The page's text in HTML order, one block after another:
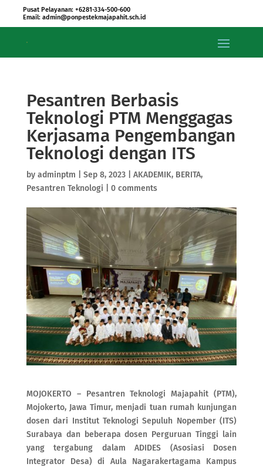
Pusat Pelayanan: +6281-334-500-600
Email: admin@ponpestekmajapahit.sch.id
Pesantren Berbasis
Teknologi PTM Menggagas
Kerjasama Pengembangan
Teknologi dengan ITS
by adminptm Sep 8, 2023| AKADEMIK, BERITA,
Pesantren Teknologi
0 comments
MOJOKERTO – Pesantren Teknologi Majapahit (PTM),
Mojokerto, Jawa Timur, menjadi tuan rumah kunjungan
dosen dari Institut Teknologi Sepuluh Nopember (ITS)
Surabaya dan beberapa dosen Perguruan Tinggi lain
yang tergabung dalam ADIDES (Asosiasi Dosen
Integrator Desa) di Aula Nagarakertagama Kampus